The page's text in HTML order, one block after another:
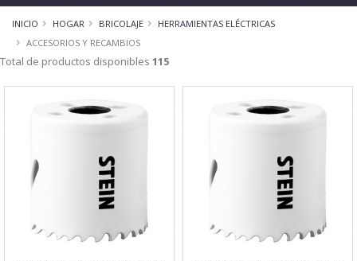
INICIO HOGAR BRICOLAJE
HERRAMIENTAS ELÉCTRICAS
ACCESORIOS Y RECAMBIOS
Total de productos disponibles 115